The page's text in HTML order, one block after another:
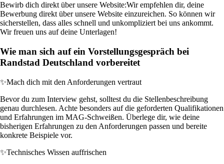
Bewirb dich direkt über unsere Website:Wir empfehlen dir, deine
Bewerbung direkt über unsere Website einzureichen. So können wir
sicherstellen, dass alles schnell und unkompliziert bei uns ankommt.
Wir freuen uns auf deine Unterlagen!
Wie man sich auf ein Vorstellungsgespräch bei
Randstad Deutschland vorbereitet
✨Mach dich mit den Anforderungen vertraut
Bevor du zum Interview gehst, solltest du die Stellenbeschreibung
genau durchlesen. Achte besonders auf die geforderten Qualifikationen
und Erfahrungen im MAG-Schweißen. Überlege dir, wie deine
bisherigen Erfahrungen zu den Anforderungen passen und bereite
konkrete Beispiele vor.
✨Technisches Wissen auffrischen